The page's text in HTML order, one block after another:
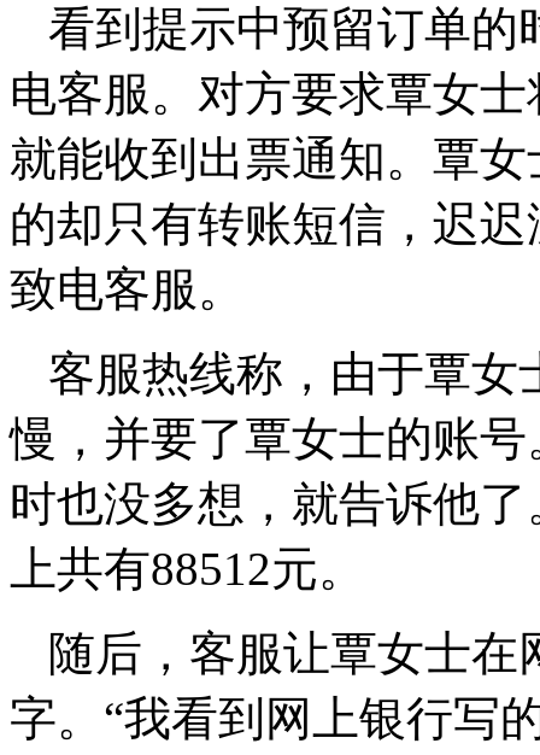
看到提示中预留订单的
电客服。对方要求覃女
就能收到出票通知。覃
的却只有转账短信，迟
致电客服。
客服热线称，由于覃女
慢，并要了覃女士的账
时也没多想，就告诉他
上共有88512元。
随后，客服让覃女士在
字。“我看到网上银行写